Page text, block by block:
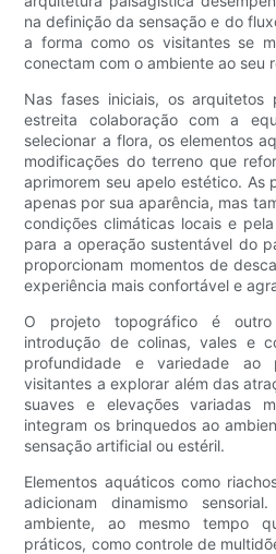
na definição da sensação e do
a forma como os visitantes se
conectam com o ambiente ao seu
Nas fases iniciais, os arquitetos
estreita colaboração com a
selecionar a flora, os elementos
modificações do terreno que
aprimorem seu apelo estético. As
apenas por sua aparência, mas
condições climáticas locais e
para a operação sustentável do
proporcionam momentos de
experiência mais confortável e
O projeto topográfico é
introdução de colinas, vales e
profundidade e variedade ao
visitantes a explorar além das
suaves e elevações variadas
integram os brinquedos ao
sensação artificial ou estéril.
Elementos aquáticos como
adicionam dinamismo
ambiente, ao mesmo tempo
práticos, como controle de